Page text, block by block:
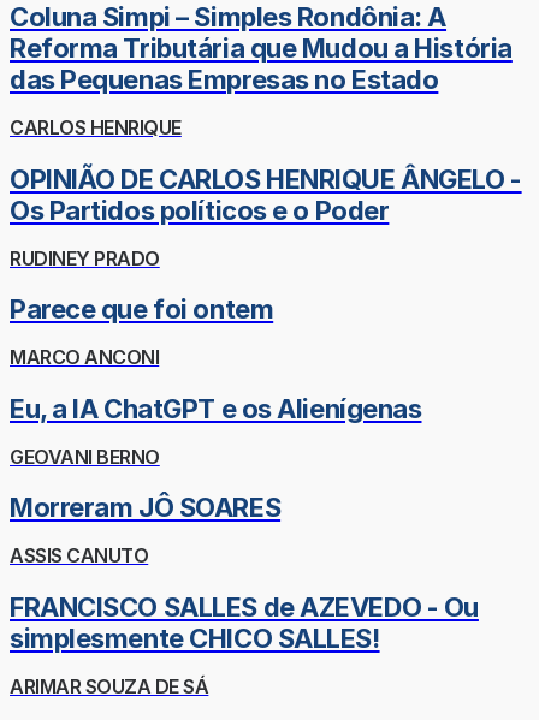
Coluna Simpi – Simples Rondônia: A
Reforma Tributária que Mudou a História
das Pequenas Empresas no Estado
CARLOS HENRIQUE
OPINIÃO DE CARLOS HENRIQUE ÂNGELO -
Os Partidos políticos e o Poder
RUDINEY PRADO
Parece que foi ontem
MARCO ANCONI
Eu, a IA ChatGPT e os Alienígenas
GEOVANI BERNO
Morreram JÔ SOARES
ASSIS CANUTO
FRANCISCO SALLES de AZEVEDO - Ou
simplesmente CHICO SALLES!
ARIMAR SOUZA DE SÁ